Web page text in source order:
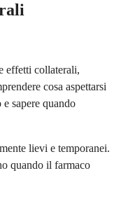
effetti collaterali,
cosa aspettarsi
sapere quando
lievi e temporanei.
quando il farmaco